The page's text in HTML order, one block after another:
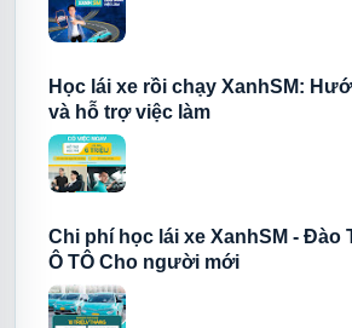
Học lái xe rồi chạy XanhSM:
và hỗ trợ việc làm
Chi phí học lái xe XanhSM - Đào
Ô TÔ Cho người mới